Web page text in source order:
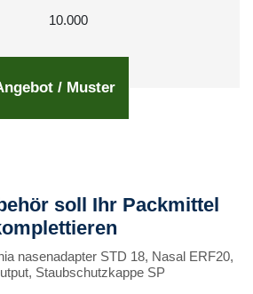
10.000
/ Muster
soll Ihr Packmittel
nasenadapter STD 18, Nasal ERF20,
Staubschutzkappe SP